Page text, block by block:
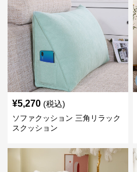
¥5,270 (税込)
ソファクッション 三角リラック
スクッション